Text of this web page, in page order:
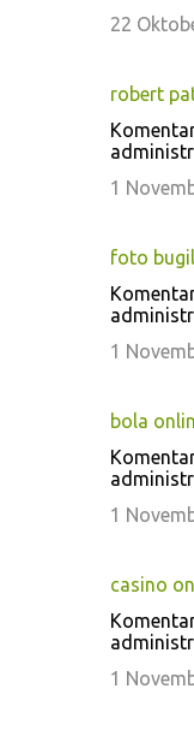
22
robert
1
foto
1
bola
1
casino
1